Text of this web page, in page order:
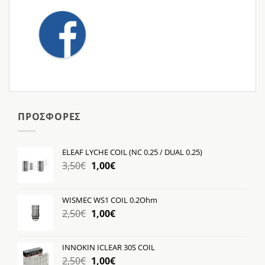
ΠΡΟΣΦΟΡΕΣ
ELEAF LYCHE COIL (NC 0.25 / DUAL 0.25)
3,50€ Original
3,50€.
1,00€Η
είναι:
1,00€.
WISMEC WS1 COIL 0.2Ohm
2,50€ Original
2,50€.
1,00€Η
είναι:
INNOKIN ICLEAR 30S COIL
2,50€ Original
1,00€Η